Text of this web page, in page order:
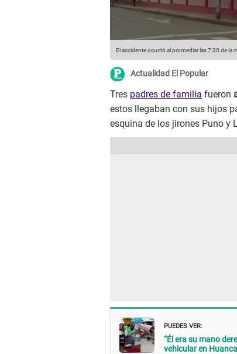
El accidente ocurrió al promediar las 7:30 de
Actualidad El Popular
Tres padres de familia fueron
estos llegaban con sus hijos
esquina de los jirones Puno y
PUEDES VER:
“Él era su mano
vehicular en